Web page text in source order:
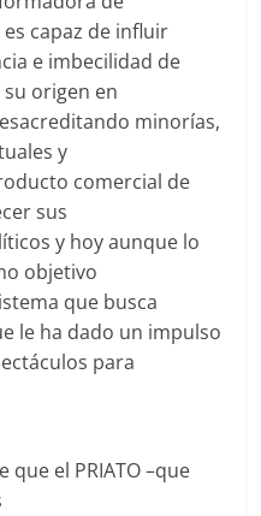
capaz de influir
e imbecilidad de
su origen en
minorías,
y
comercial de
sus
y hoy aunque lo
objetivo
que busca
le ha dado un impulso
para
que el PRIATO –que